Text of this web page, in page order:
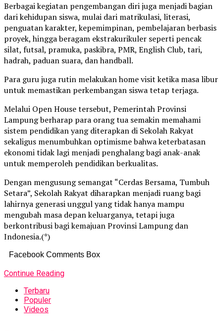
Berbagai kegiatan pengembangan diri juga menjadi bagian
dari kehidupan siswa, mulai dari matrikulasi, literasi,
penguatan karakter, kepemimpinan, pembelajaran berbasis
proyek, hingga beragam ekstrakurikuler seperti pencak
silat, futsal, pramuka, paskibra, PMR, English Club, tari,
hadrah, paduan suara, dan handball.
Para guru juga rutin melakukan home visit ketika masa libur
untuk memastikan perkembangan siswa tetap terjaga.
Melalui Open House tersebut, Pemerintah Provinsi
Lampung berharap para orang tua semakin memahami
sistem pendidikan yang diterapkan di Sekolah Rakyat
sekaligus menumbuhkan optimisme bahwa keterbatasan
ekonomi tidak lagi menjadi penghalang bagi anak-anak
untuk memperoleh pendidikan berkualitas.
Dengan mengusung semangat “Cerdas Bersama, Tumbuh
Setara”, Sekolah Rakyat diharapkan menjadi ruang bagi
lahirnya generasi unggul yang tidak hanya mampu
mengubah masa depan keluarganya, tetapi juga
berkontribusi bagi kemajuan Provinsi Lampung dan
Indonesia.(*)
Facebook Comments Box
Continue Reading
Terbaru
Populer
Videos